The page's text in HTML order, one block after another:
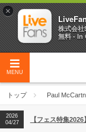
MENU
トップ Paul
2026
04/27
2026
【ライブ動員ラン
2026
04/27
【フェス特集
×
株式会
無料 - In